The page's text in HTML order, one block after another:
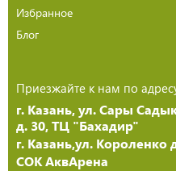
Избранное
Блог
Приезжайте к нам по
г. Казань, ул. Сары
д. 30, ТЦ "Бахадир"
г. Казань,ул. Короленко
СОК АквАрена